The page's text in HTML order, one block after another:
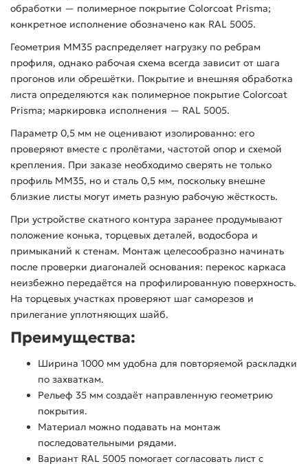
обработки — полимерное покрытие Colorcoat Prisma;
конкретное исполнение обозначено как RAL 5005.
Геометрия ММ35 распределяет нагрузку по ребрам
профиля, однако рабочая схема всегда зависит от шага
прогонов или обрешётки. Покрытие и внешняя обработка
листа определяются как полимерное покрытие Colorcoat
Prisma; маркировка исполнения — RAL 5005.
Параметр 0,5 мм не оценивают изолированно: его
проверяют вместе с пролётами, частотой опор и схемой
крепления. При заказе необходимо сверять не только
профиль ММ35, но и сталь 0,5 мм, поскольку внешне
близкие листы могут иметь разную рабочую жёсткость.
При устройстве скатного контура заранее продумывают
положение конька, торцевых деталей, водосбора и
примыканий к стенам. Монтаж целесообразно начинать
после проверки диагоналей основания: перекос каркаса
неизбежно передаётся на профилированную поверхность.
На торцевых участках проверяют шаг саморезов и
прилегание уплотняющих шайб.
Преимущества:
Ширина 1000 мм удобна для повторяемой раскладки
по захваткам.
Рельеф 35 мм создаёт направленную геометрию
покрытия.
Материал можно подавать на монтаж
последовательными рядами.
Вариант RAL 5005 помогает согласовать лист с